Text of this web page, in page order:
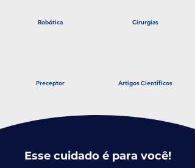
Robótica
Preceptor
Cirurgias
Artigos Científicos
Esse cuidado é para você!